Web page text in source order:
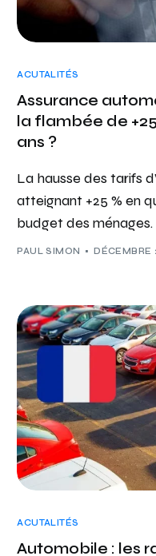
ACUTALITÉS
Assurance
la flambée de
ans ?
La hausse des tarifs
atteignant +25 % en
budget des
PAUL SIMON DÉCEMBRE
ACUTALITÉS
Automobile : les